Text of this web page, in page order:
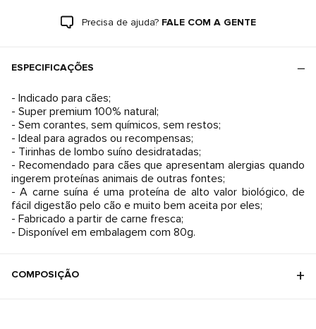
Precisa de ajuda? FALE COM A GENTE
ESPECIFICAÇÕES
- Indicado para cães;
- Super premium 100% natural;
- Sem corantes, sem químicos, sem restos;
- Ideal para agrados ou recompensas;
- Tirinhas de lombo suíno desidratadas;
- Recomendado para cães que apresentam alergias quando
ingerem proteínas animais de outras fontes;
- A carne suína é uma proteína de alto valor biológico, de
fácil digestão pelo cão e muito bem aceita por eles;
- Fabricado a partir de carne fresca;
- Disponível em embalagem com 80g.
COMPOSIÇÃO